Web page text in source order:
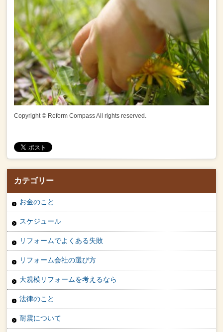
Copyright © Reform Compass All rights reserved.
カテゴリー
お金のこと
スケジュール
リフォームでよくある失敗
リフォーム会社の選び方
大規模リフォームを考えるなら
法律のこと
耐震について